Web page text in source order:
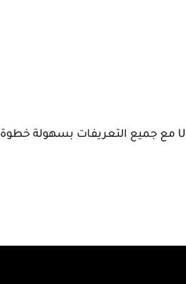
والأن نترككم مع الشرح المفصل لكيفية تثبيت ويندوز 11 و10 بدون USB مع جميع التعريفات بسهولة خطوة